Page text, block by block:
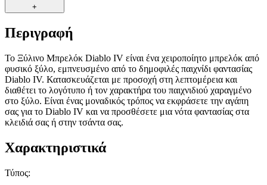
+
Περιγραφή
Το Ξύλινο Μπρελόκ Diablo IV είναι ένα χειροποίητο μπρελόκ από
φυσικό ξύλο, εμπνευσμένο από το δημοφιλές παιχνίδι φαντασίας
Diablo IV. Κατασκευάζεται με προσοχή στη λεπτομέρεια και
διαθέτει το λογότυπο ή τον χαρακτήρα του παιχνιδιού χαραγμένο
στο ξύλο. Είναι ένας μοναδικός τρόπος να εκφράσετε την αγάπη
σας για το Diablo IV και να προσθέσετε μια νότα φαντασίας στα
κλειδιά σας ή στην τσάντα σας.
Χαρακτηριστικά
Τύπος: